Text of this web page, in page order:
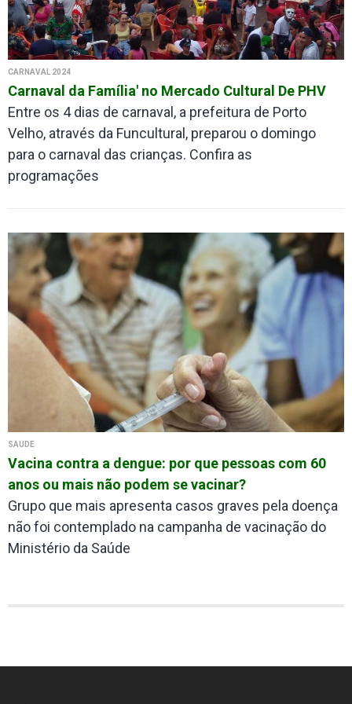
CARNAVAL 2024
Carnaval da Família' no Mercado Cultural De PHV
Entre os 4 dias de carnaval, a prefeitura de Porto
Velho, através da Funcultural, preparou o domingo
para o carnaval das crianças. Confira as
programações
SAÚDE
Vacina contra a dengue: por que pessoas com 60
anos ou mais não podem se vacinar?
Grupo que mais apresenta casos graves pela doença
não foi contemplado na campanha de vacinação do
Ministério da Saúde